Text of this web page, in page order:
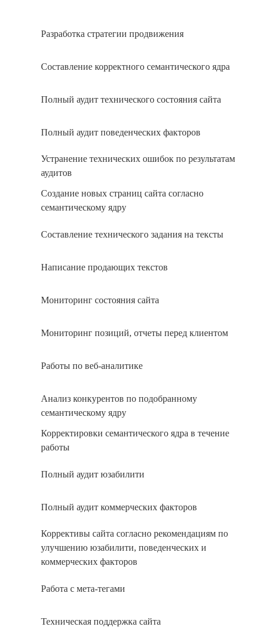
Разработка стратегии продвижения
Составление корректного семантического ядра
Полный аудит технического состояния сайта
Полный аудит поведенческих факторов
Устранение технических ошибок по результатам
аудитов
Создание новых страниц сайта согласно
семантическому ядру
Составление технического задания на тексты
Написание продающих текстов
Мониторинг состояния сайта
Мониторинг позиций, отчеты перед клиентом
Работы по веб-аналитике
Анализ конкурентов по подобранному
семантическому ядру
Корректировки семантического ядра в течение
работы
Полный аудит юзабилити
Полный аудит коммерческих факторов
Коррективы сайта согласно рекомендациям по
улучшению юзабилити, поведенческих и
коммерческих факторов
Работа с мета-тегами
Техническая поддержка сайта